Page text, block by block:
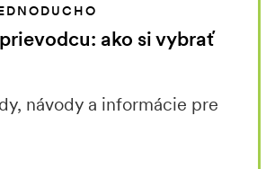
ako si vybrať
návody a informácie pre